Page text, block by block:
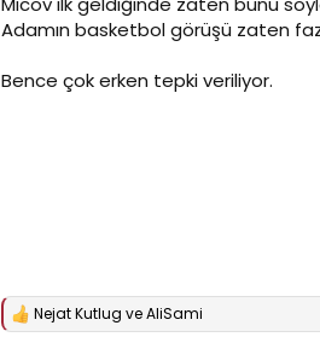
Adamın basketbol görüşü zaten
Bence çok erken tepki veriliyor.
T
Nejat Kutlug veAliSami